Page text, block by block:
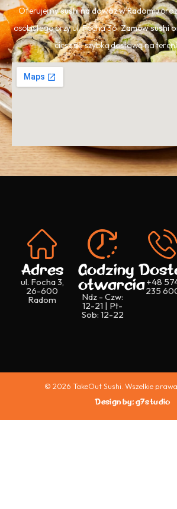
Oferujemysushi na dowóz w Radomiu
osobistego przy ul. Focha 36.Zamów sushi
ciesz się szybką dostawą na
Adres
ul. Focha 3,
26-600
Radom
Godziny
otwarcia
Ndz - Czw:
12-21 | Pt-
Sob: 12-22
+48
235
© 2026 TakeOut Sushi. Wszelkie
Design by: g7studio